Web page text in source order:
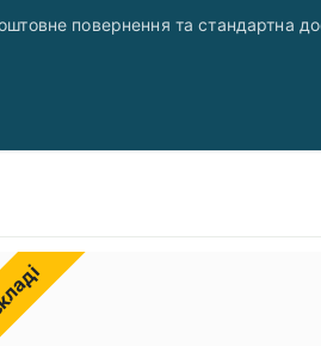
повернення та стандартна